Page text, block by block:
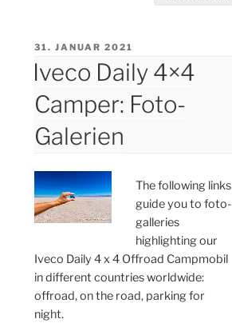
VERÖFFENTLICHT
31. JANUAR 2021
Iveco Daily 4×4
Camper: Foto-
Galerien
The following links
guide you to foto-
galleries
highlighting our
Iveco Daily 4 x 4 Offroad Campmobil
in different countries worldwide:
offroad, on the road, parking for
night.